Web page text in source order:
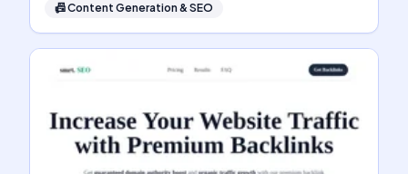
📠Content Generation & SEO